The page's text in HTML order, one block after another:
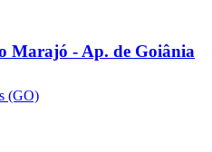
Marajó - Ap. de Goiânia
(GO)